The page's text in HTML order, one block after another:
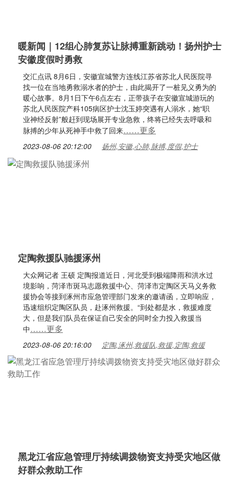
暖新闻｜12组心肺复苏让脉搏重新跳动！扬州护士
安徽度假时勇救
交汇点讯 8月6日，安徽宣城警方连线江苏省苏北人民医院寻
找一位在当地勇救溺水者的护士，由此揭开了一桩见义勇为的
暖心故事。8月1日下午6点左右，正带孩子在安徽宣城游玩的
苏北人民医院产科105病区护士沈玉婷突遇有人溺水，她“职
业神经反射”般赶到现场展开专业急救，终将已经失去呼吸和
脉搏的少年从死神手中救了回来……更多
2023-08-06 20:12:00 扬州,安徽,心肺,脉搏,度假,护士
定陶救援队驰援涿州
大众网记者 王硕 定陶报道近日，河北受到极端降雨和洪水过
境影响，菏泽市斑马志愿救援中心、菏泽市定陶区天马义务救
援协会等接到涿州市应急管理部门发来的邀请函，立即响应，
迅速组织定陶区队员，赴涿州救援。“到处都是水，救援难度
大，但是我们队员在保证自己安全的同时全力投入救援当
中……更多
2023-08-06 20:16:00 定陶,涿州,救援队,救援,定陶,救援
黑龙江省应急管理厅持续调拨物资支持受灾地区做
好群众救助工作